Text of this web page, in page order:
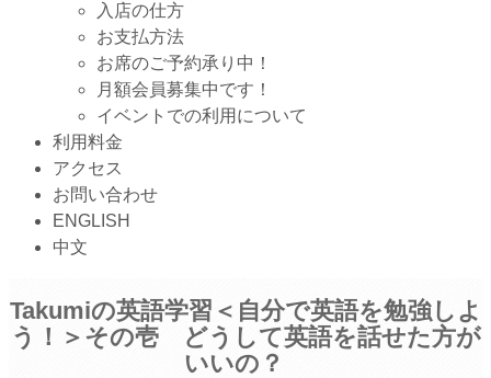
入店の仕方
お支払方法
お席のご予約承り中！
月額会員募集中です！
イベントでの利用について
利用料金
アクセス
お問い合わせ
ENGLISH
中文
Takumiの英語学習＜自分で英語を勉強しよ
う！＞その壱 どうして英語を話せた方が
いいの？